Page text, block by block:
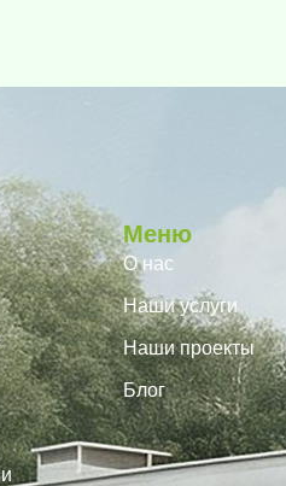
Меню
О нас
Наши услуги
Наши проекты
Блог